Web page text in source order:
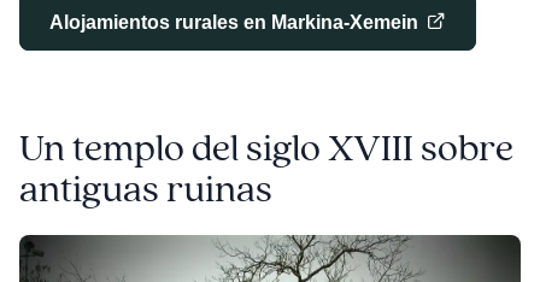
Alojamientos rurales en Markina-Xemein
Un templo del siglo XVIII sobre
antiguas ruinas